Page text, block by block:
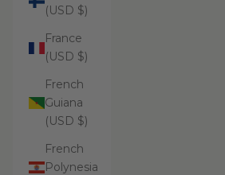
(USD $)
France
(USD $)
French
Guiana
(USD $)
French
Polynesia